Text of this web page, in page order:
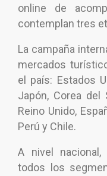
online de
contemplan tres
La campaña
mercados
el país: Estados
Japón, Corea del
Reino Unido,
Perú y Chile.
A nivel nacional,
todos los